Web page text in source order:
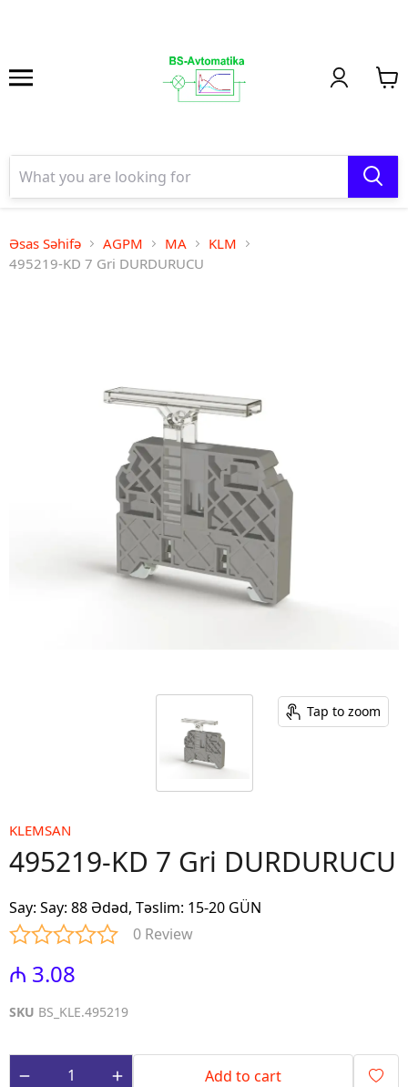
Əsas Səhifə AGPM MA
KLM
495219-KD 7 Gri DURDURUCU
Tap to zoom
KLEMSAN
495219-KD 7 Gri DURDURUCU
Say: Say: 88 Ədəd, Təslim: 15-20 GÜN
0 Review
₼ 3.08
SKU BS_KLE.495219
Add to cart